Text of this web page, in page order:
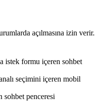
açılmasına izin verir.
istek formu içeren sohbet
seçimini içeren mobil
sohbet penceresi